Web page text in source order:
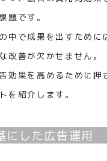
題です。
中で成果を出すために
改善が欠かせません。
効果を高めるために押
を紹介します。
にした広告運用